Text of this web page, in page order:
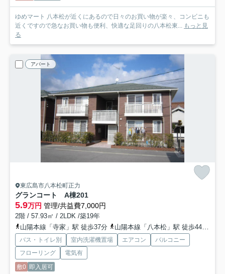
ゆめマート 八本松が近くにあるので日々のお買い物が楽々、コンビニも
近くですので急なお買い物も便利、快適な足回りの八本松東...
もっと見
る
アパート
東広島市八本松町正力
グランコート A棟201
5.9万円 管理/共益費7,000円
2階 / 57.93㎡ / 2LDK /築19年
山陽本線「寺家」駅 徒歩37分
山陽本線「八本松」駅 徒歩44分
バス・トイレ別 室内洗濯機置場 エアコン
バルコニー
フローリング
電気有
敷0 即入居可